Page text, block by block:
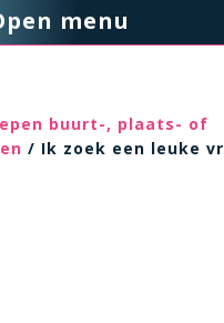
menu
buurt-, plaats- of
/ Ik zoek een leuke